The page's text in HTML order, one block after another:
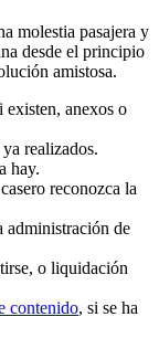
molestia pasajera y
desde el principio
amistosa.
existen, anexos o
realizados.
hay.
reconozca la
administración de
o liquidación
contenido, si se ha